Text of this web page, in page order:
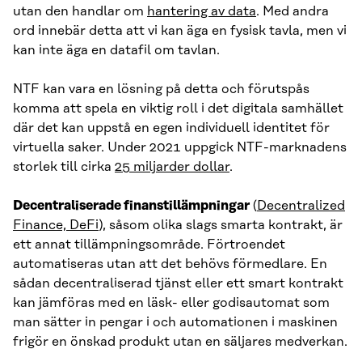
utan den handlar om hantering av data. Med andra
ord innebär detta att vi kan äga en fysisk tavla, men vi
kan inte äga en datafil om tavlan.
NTF kan vara en lösning på detta och förutspås
komma att spela en viktig roll i det digitala samhället
där det kan uppstå en egen individuell identitet för
virtuella saker. Under 2021 uppgick NTF-marknadens
storlek till cirka 25 miljarder dollar.
Decentraliserade finanstillämpningar (Decentralized
Finance, DeFi), såsom olika slags smarta kontrakt, är
ett annat tillämpningsområde. Förtroendet
automatiseras utan att det behövs förmedlare. En
sådan decentraliserad tjänst eller ett smart kontrakt
kan jämföras med en läsk- eller godisautomat som
man sätter in pengar i och automationen i maskinen
frigör en önskad produkt utan en säljares medverkan.